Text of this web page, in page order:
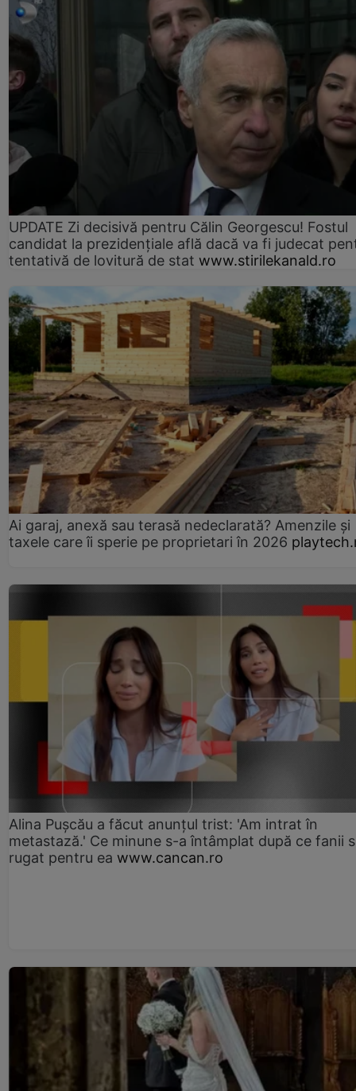
UPDATE Zi decisivă pentru Călin Georgescu! Fostul
candidat la prezidențiale află dacă va fi judecat
tentativă de lovitură de stat www.stirilekanald.ro
Ai garaj, anexă sau terasă nedeclarată? Amenzile și
taxele care îi sperie pe proprietari în 2026
Alina Pușcău a făcut anunțul trist: 'Am intrat în
metastază.' Ce minune s-a întâmplat după ce fanii
rugat pentru ea www.cancan.ro